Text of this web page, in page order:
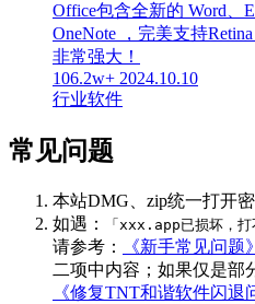
Office包含全新的 Word、
OneNote ，完美支持
非常强大！
106.2w+ 2024.10.10
行业软件
常见问题
本站DMG、zip统一打开密
如遇： 「xxx.app已损坏，打
请参考：
《新手常见问题》
二项中内容；如果仅是部
《修复TNT和谐软件闪退